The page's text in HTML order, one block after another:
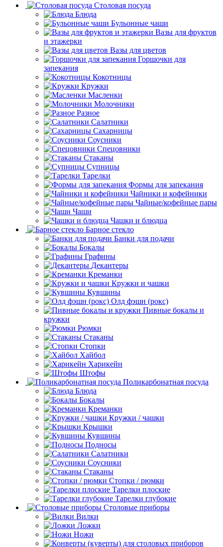
Столовая посуда
Блюда
Бульонные чаши
Вазы для фруктов
и этажерки
Вазы для цветов
Горшочки для
запекания
Кокотницы
Кружки
Масленки
Молочники
Разное
Салатники
Сахарницы
Соусники
Спецовники
Стаканы
Супницы
Тарелки
Формы для запекания
Чайники и кофейники
Чайные/кофейные пары
Чаши
Чашки и блюдца
Барное стекло
Банки для подачи
Бокалы
Графины
Декантеры
Креманки
Кружки и чашки
Кувшины
Олд фэшн (рокс)
Пивные бокалы и
кружки
Рюмки
Стаканы
Стопки
Хайбол
Харикейн
Штофы
Поликарбонатная посуда
Блюда
Бокалы
Креманки
Кружки / чашки
Крышки
Кувшины
Подносы
Салатники
Соусники
Стаканы
Стопки / рюмки
Тарелки плоские
Тарелки глубокие
Столовые приборы
Вилки
Ложки
Ножи